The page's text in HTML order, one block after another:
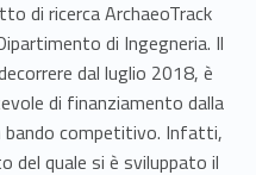
di ricerca ArchaeoTrack
di Ingegneria. Il
dal luglio 2018, è
di finanziamento dalla
bando competitivo. Infatti,
del quale si è sviluppato il